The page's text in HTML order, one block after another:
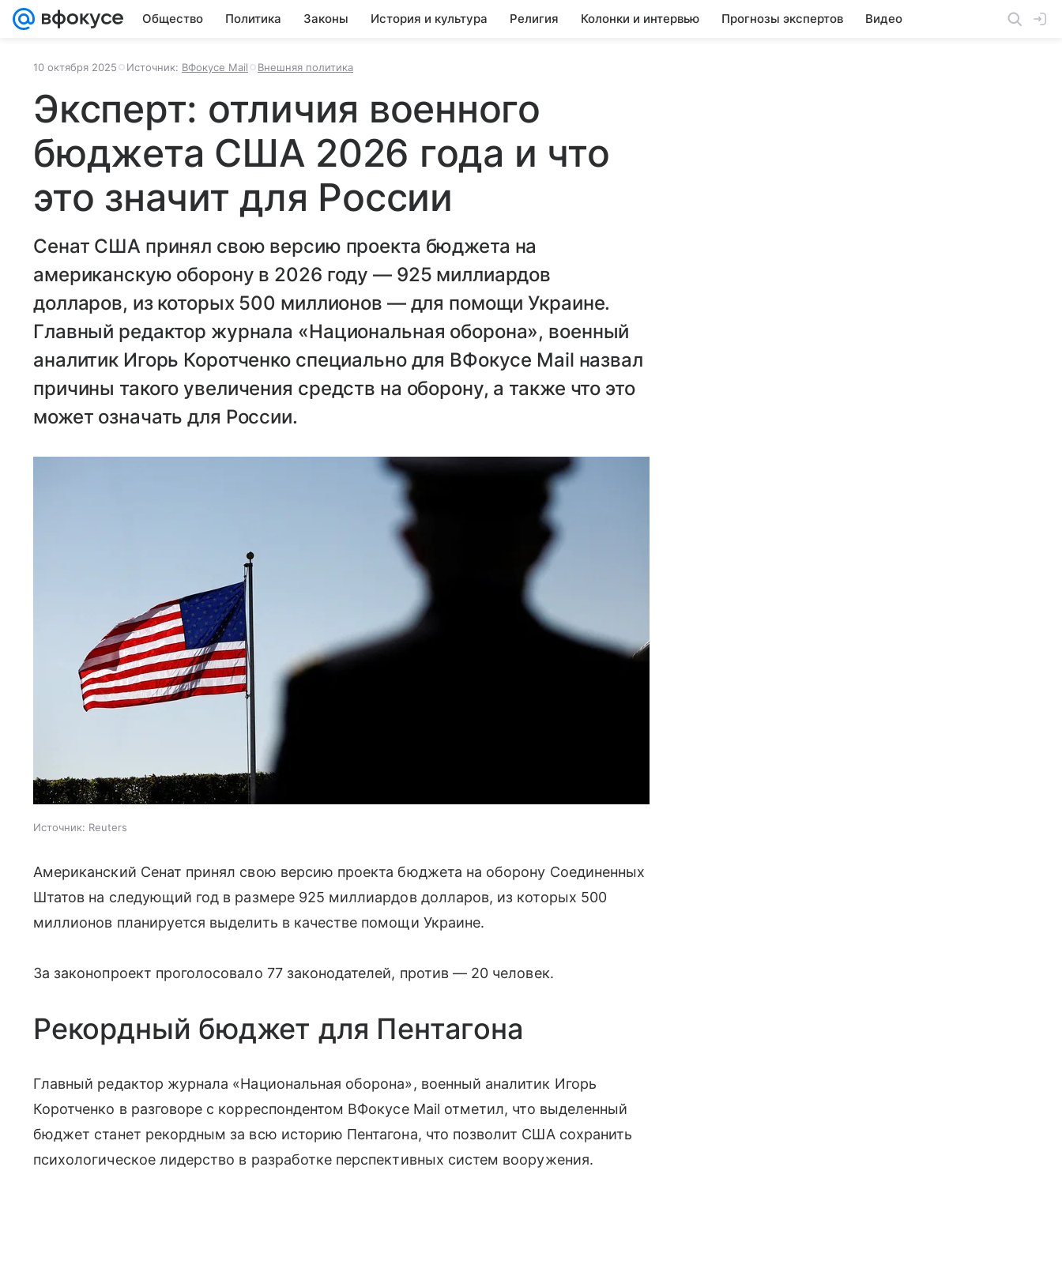
Общество Политика Законы История и культура Религия Колонки и интервью Прогнозы экспертов Видео
10 октября 2025 Источник: ВФокусе Mail Внешняя политика
Эксперт: отличия военного
бюджета США 2026 года и что
это значит для России
Сенат США принял свою версию проекта бюджета на
американскую оборону в 2026 году — 925 миллиардов
долларов, из которых 500 миллионов — для помощи Украине.
Главный редактор журнала «Национальная оборона», военный
аналитик Игорь Коротченко специально для ВФокусе Mail назвал
причины такого увеличения средств на оборону, а также что это
может означать для России.
Источник: Reuters
Американский Сенат принял свою версию проекта бюджета на оборону Соединенных
Штатов на следующий год в размере 925 миллиардов долларов, из которых 500
миллионов планируется выделить в качестве помощи Украине.
За законопроект проголосовало 77 законодателей, против — 20 человек.
Рекордный бюджет для Пентагона
Главный редактор журнала «Национальная оборона», военный аналитик Игорь
Коротченко в разговоре с корреспондентом ВФокусе Mail отметил, что выделенный
бюджет станет рекордным за всю историю Пентагона, что позволит США сохранить
психологическое лидерство в разработке перспективных систем вооружения.